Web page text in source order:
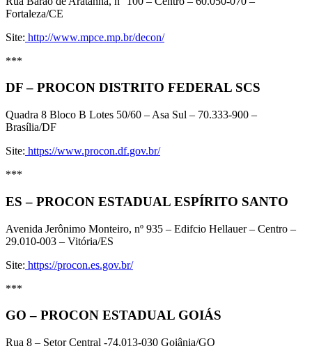
Fortaleza/CE
Site: http://www.mpce.mp.br/decon/
***
DF – PROCON DISTRITO FEDERAL SCS
Quadra 8 Bloco B Lotes 50/60 – Asa Sul – 70.333-900 –
Brasília/DF
Site: https://www.procon.df.gov.br/
***
ES – PROCON ESTADUAL ESPÍRITO SANTO
Avenida Jerônimo Monteiro, nº 935 – Edifcio Hellauer – Centro –
29.010-003 – Vitória/ES
Site: https://procon.es.gov.br/
***
GO – PROCON ESTADUAL GOIÁS
Rua 8 – Setor Central -74.013-030 Goiânia/GO